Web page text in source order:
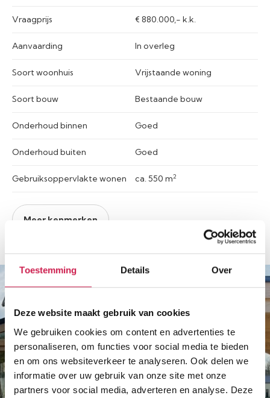
Toestemming Details Over
Deze website maakt gebruik van cookies
We gebruiken cookies om content en advertenties te
personaliseren, om functies voor social media te bieden
en om ons websiteverkeer te analyseren. Ook delen we
informatie over uw gebruik van onze site met onze
partners voor social media, adverteren en analyse. Deze
Vraagprijs € 880.000,- k.k.
Aanvaarding In overleg
Soort woonhuis Vrijstaande woning
Soort bouw Bestaande bouw
Onderhoud binnen Goed
Onderhoud buiten Goed
Gebruiksoppervlakte wonen ca. 550 m2
Meer kenmerken